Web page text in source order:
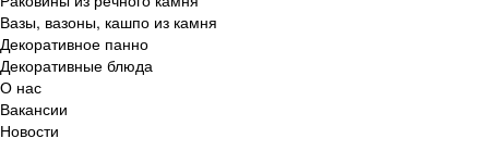
Вазы, вазоны, кашпо из камня
Декоративное панно
Декоративные блюда
О нас
Вакансии
Новости